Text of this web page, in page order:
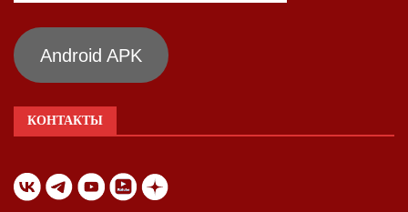
Android APK
КОНТАКТЫ